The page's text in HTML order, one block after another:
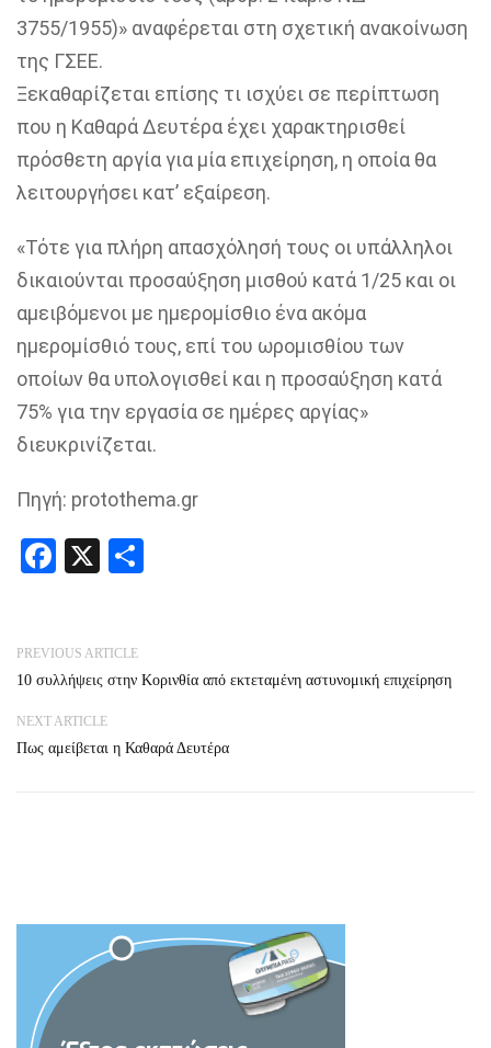
3755/1955)» αναφέρεται στη σχετική ανακοίνωση
της ΓΣΕΕ.
Ξεκαθαρίζεται επίσης τι ισχύει σε περίπτωση
που η Καθαρά Δευτέρα έχει χαρακτηρισθεί
πρόσθετη αργία για μία επιχείρηση, η οποία θα
λειτουργήσει κατ’ εξαίρεση.
«Τότε για πλήρη απασχόλησή τους οι υπάλληλοι
δικαιούνται προσαύξηση μισθού κατά 1/25 και οι
αμειβόμενοι με ημερομίσθιο ένα ακόμα
ημερομίσθιό τους, επί του ωρομισθίου των
οποίων θα υπολογισθεί και η προσαύξηση κατά
75% για την εργασία σε ημέρες αργίας»
διευκρινίζεται.
Πηγή: protothema.gr
Facebook
X
PREVIOUS ARTICLE
10 συλλήψεις στην Κορινθία από εκτεταμένη αστυνομική επιχείρηση
NEXT ARTICLE
Πως αμείβεται η Καθαρά Δευτέρα